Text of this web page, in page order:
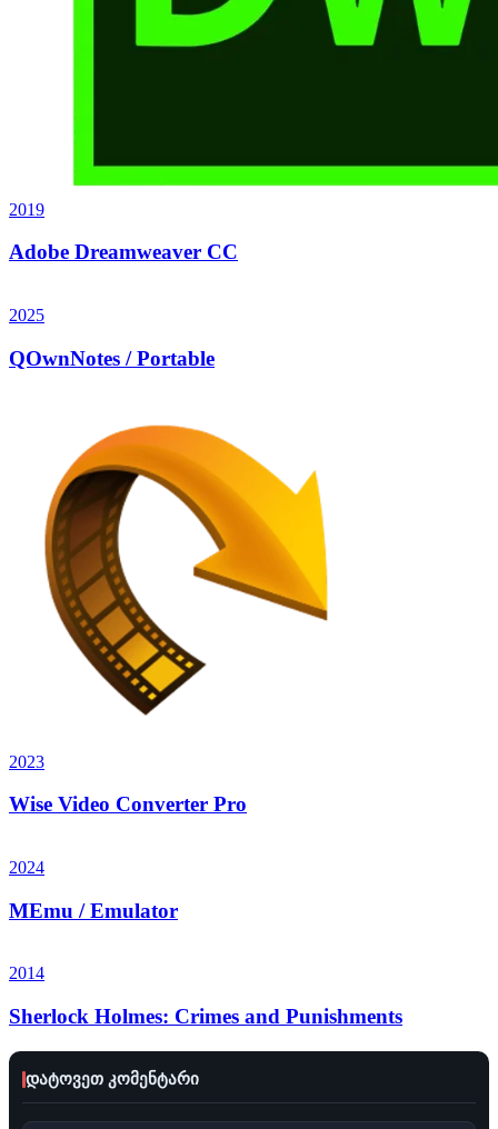
2019
Adobe Dreamweaver CC
2025
QOwnNotes / Portable
2023
Wise Video Converter Pro
2024
MEmu / Emulator
2014
Sherlock Holmes: Crimes and Punishments
დატოვეთ კომენტარი